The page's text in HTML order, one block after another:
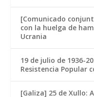
[Comunicado
con la huelga de
Ucrania
19 de julio de 1936-
Resistencia Popular
[Galiza] 25 de Xullo: